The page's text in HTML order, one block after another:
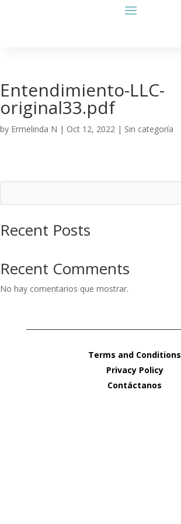
Entendimiento-LLC-
original33.pdf
by Ermelinda N | Oct 12, 2022 | Sin categoría
Recent Posts
Recent Comments
No hay comentarios que mostrar.
Terms and Conditions
Privacy Policy
Contáctanos